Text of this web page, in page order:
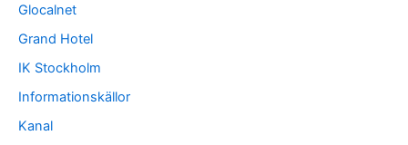
Glocalnet
Grand Hotel
IK Stockholm
Informationskällor
Kanal